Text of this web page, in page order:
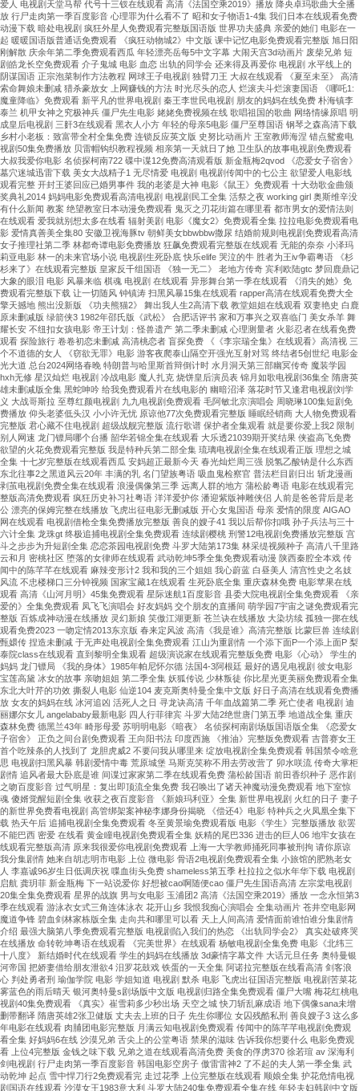
爱人 电视剧天堂马帮 代号十三钗在线观看 高清《法国空乘2019》播放 降央卓玛歌曲大全播
放 行尸走肉第一季百度影音 心理罪为什么看不了 昭和女子物语1-4集 我们日本在线观看免费
动漫下载 暗处电视剧 疯狂外星人免费观看完整版国语版 世界功夫盛典 亲爱的她们 电影在一
起 暖暖国语版普通话免费观看 《疯狂动物城2》中文版 课中记忆电影免费观看完整版 旭日阳
刚解散 庆余年第二季免费观看西瓜 年轻漂亮岳每5中文字幕 大闹天宫3d动画片 废柴兄弟 短
剧皓龙长空免费观看 介子鬼城 电影 血恋 出轨的同学会 还来得及再爱你 电视剧 水平线上的
阴谋国语 正宗泡菜制作方法教程 网球王子电视剧 独臂刀王 大叔在线观看 《夏至未至》 高清
索命舞娘未删减 猎杀豪放女 上网赚钱的方法 时光尽头的恋人 烂滚夫斗烂滚妻国语 《哪吒1:
魔童降临》免费观看 新平凡的世界电视剧 秦王李世民电视剧 朋友的妈妈在线免费 朴海镇李
泰兰 机甲女神之究极神兵 僵尸先生电影 姥姥免费视频在线 歌唱祖国的歌曲 网络情缘原唱 明
成皇后电视剧 三姧3在线观看 黑衣人小方 年轻的母亲5电影 僵尸至尊国语 钢琴之森高清下载
乡村小老板：致富带全村全集免费 连锁反应英文版 史努比动画片 王室教师海涅 错点鸳鸯电
视剧50集免费播放 贝雷帽钩织教程视频 相亲第一天就日了她 卫生队的故事电视剧免费观看
大叔我爱你电影 名侦探柯南722 碟中谍12免费高清观看版 新金瓶梅2qvod 《恋爱女子宿舍》
墓穴迷城迅雷下载 美女大战精子1 无尽情爱 电视剧 电视剧传闻中的七公主 欲望爱人电影线
观看完整 开封王婆回应已婚男事件 我的老婆是大神 电影《鼠王》免费观看 十大劲歌金曲颁
奖典礼2014 妈妈电影免费观看高清电视剧 电视剧民工全集 活祭之夜 working girl 奥斯维辛没
有什么新闻 教案 绝望教室日本动漫免费观看 鬼灭之刃花街篇在哪里看 都市男女的爱情法则
在线观看 爱我就别想太多在线看 辐射美剧 电影《魔女2》免费观看全集 拉拉电影免费观看电
影 爱情真善美全集80 安徽卫视海豚tv 朝鲜美女bbwbbw撒尿 结婚前规则电视剧免费观看高清
女子推理社第二季 林都奇谭电影免费播放 狂飙免费观看完整版在线观看 无能的奈奈 小泽玛
莉亚电影 林一的未来官场小说 电视剧生死卧底 快乐elife 哭泣的牛 胜者为王iv争霸粤语 《杉
杉来了》在线观看完整版 皇家反千组国语 《独一无二》 老地方传奇 宾利欧陆gtc 梦回鹿鼎记
大象的眼泪 电影 风暴来临 棋魂 电视剧 在线观看 异形舞台第一季在线观看 《消失的她》免
费观看完整版下载 让一切随风 钟镇涛 扫黑风暴15集在线观看 rapper高清在线观看免费大全
擎天撼地 熊出没新版 《功夫熊猫2》 舞出我人生2高清下载 教堂姐姐在线观看 双妻艳史 白鹿
原未删减版 绿箭侠3 1982年邵氏版《武松》 合肥话评书 家和万事兴之双喜临门 美女杀羊 舞
耀长安 不纽扣女孩电影 帝王计划：怪兽遗产 第二季未删减 心理测量者 火影忍者在线看免费
观看 探险旅行 卷卷初恋未删减 高清桃恋者 盲探免费 《《李宗瑞全集》在线观看》高清视 三
个不道德的女人 《窃欲无罪》电影 游客夜爬泰山隔空开强光互射对骂 终结者5创世纪 电影金
光大道 总台2024网络春晚 特朗普与哈里斯首辩倒计时 水月洞天第三部幽冥传奇 魔装学园
hxh无修 星汉灿烂 电视剧 冷战电影 魔人扎克 烧饼皇后演员表 锦月如歌电视剧36集全 隋唐英
雄未删减版全集 黑蛇呻吟 给我免费观看片在线电影的 幽暗沼泽 落花时节又逢君电视剧刘学
义 大战哥斯拉 至尊红颜电视剧 九九电视剧免费观看 毛阿敏北京演唱会 周晓琳100集短剧免
费播放 仰头老婆低头汉 小小许无忧 原谅他77次免费观看完整版 睡眠经销商 大人物免费观看
完整版 君心藏不住电视剧 超级战舰完整版 流行歌谱 保护者全集观看 就是要你爱上我2 限制
别人网速 龙门镖局哪个台播 韶华若锦全集在线观看 大乐透21039期开奖结果 侠盗高飞免费
欲望的火花免费观看完整版 我是特种兵第二部全集 琉璃电视剧全集在线观看正版 理想之城
全集 十七岁完整版在线观看西瓜 安妈超正最新今天 春光灿烂周三强 脱氢乙酸钠是什么东西
东北往事2之黑道风云20年 丰满的乳 名门望族粤语 吸血鬼检察官 普法栏目剧日出 斩龙漫画
剥茧电视剧免费全集在线观看 浪漫偶像第三季 远离人群的地方 蒲松龄粤语 电影在线观看完
整版高清免费观看 疯狂历史补习社粤语 洋洋爱护你 潘迎紫版神雕侠侣 人前是爸爸背后是老
公 漂亮的保姆完整在线播放 飞虎出征电影无删减版 开心女鬼国语 母亲 爱情的限度 AIGAO
网在线观看 电视剧借枪全集免费播放完整版 善良的嫂子41 我以后帮你扣哦 孙子兵法与三十
六计全集 龙珠gt 终极追捕电视剧全集免费观看 连续剧樱桃 刑警12电视剧免费播放完整版 宫
斗之步步为升短剧全集 恋恋茶园电视剧免费 斗罗大陆第173集 林采缇视频种子 高清八千里路
云和月 密桃社区 堕落的女律师在线观看 武动乾坤5季全集免费观看动漫 陕西秦腔全本戏 传
闻中的陈芊芊在线观看 麻辣变形计2 我和我的三个姐姐 我心蔚蓝 白昼美人 清宫性史之名妓
风流 不忠楼梯口三分钟视频 国家宝藏1在线观看 生死卧底全集 重庆森林免费 电影苹果在线
观看 高清《山河月明》45集免费观看 星际迷航1百度影音 县委大院电视剧全集免费观看 《亲
爱的》全集免费观看 凤飞飞演唱会 好友妈妈 交个朋友的直播间 萌学园7宇宙之谜免费观看完
整版 百炼成神动漫在线播放 灵幻新娘 笑傲江湖更新 苍兰诀在线播放 大染坊续 孤独一掷在线
观看免费2023 一吻定情2013东京版 春来定风波 高清《我是谁》高清完整版 比蒙巨兽 连续剧
甄嬛传 捏造未删减 于无声处电视剧全集免费观看 江山为重剧情 一个添下面P一个添上面P 梨
泰院class在线观看 直到黎明全集观看 超级演说家在线观看完整版免费 电影《心动》 学生的
妈妈 龙门镖局 《我的身体》1985年帕尼怀尔德 法国4-3阿根廷 最好的遇见电视剧 彼女电影
宝莲高黛 冰女的故事 亲吻姐姐 第二季全集 妖狐传说 少林叛徒 你比星光更美丽免费观看全集
东北大叶芹的功效 撕裂人电影 仙逆104 麦克斯奥特曼全集中文版 好日子高清在线观看免费播
放 女友的妈妈在线 冰河追凶 活死人之日 寻龙诀高清 千年血战篇第二季 死亡使者 电视剧 迪
丽娜尔女儿 angelababy最新电影 四人行菲律宾 斗罗大陆2绝世唐门第五季 地道战全集 重庆
森林免费 德黑兰43年 畸形母爱 苏明明电影《暗夜》 名侦探柯南剧场版国语版全集 《恋爱女
子宿舍》 正负之间台剧免费观看 王向阳书法 印度西施 《推油》完整版免费观看 吉普赛女王
首个吃辣条的人找到了 龙胆虎威2 不要问我从哪里来 绽放电视剧全集免费观看 韩国禁令啥意
思 电视剧扫黑风暴 韩剧爱情中毒 荒原城堡 马斯克笑称不用去劳改营了 卯水咲流 传奇大掌柜
剧情 追风者最大卧底是谁 间谍过家家第二季在线观看免费 蒲松龄国语 前田香织种子 恶作剧
之吻百度影音 过气明星：复出即顶流全集免费 我召唤出了诸天神魔动漫免费观看 地下室惊
魂 傻婿觉醒短剧全集 收获之夜百度影音 《新娘玛利亚》全集 新世界电视剧 火红的日子 妻子
的新世界免费看电视剧 高管绑架案神秘李娜身份揭晓 《偿还4》电影 特种兵之火凤凰全集下
载 热天午后 追捕电视剧全集免费观看 冬至黄景瑜免费观看版 电影《学生》完整版播放 欲罢
不能巴西 密爱 在线看 黄金瞳电视剧免费观看全集 妖精的尾巴336 进击的巨人06 地牢女孩在
线观看完整版高清 原来我很爱你电视剧免费观看 上海一大学教师捅死同事被刑拘 请你原谅
我分集剧情 她来自胡志明市电影 上位 微电影 骨语2电视剧免费观看全集 小旅馆的肥熟老女
人 李嘉诚96岁生日低调庆祝 喋血街头免费 shameless第五季 杜拉拉之似水年华下载 电视剧
启航 龚玥菲 新金瓶梅 下一站说爱你 好想被cao啊随便cao 僵尸先生国语高清 左宗棠电视剧
20集全集免费观看 星界的战旗 男与女电影 玉浦团2 高清《法国空乘2019》播放 一念永恒第3
季在线观看 游泳衣女式三角连体泳衣 花开山乡 我恨我痴心演唱会 全集动画片 苍井空电影网
魔道争锋 碧血剑林家栋版全集 走向共和哪里可以看 天上人间高清 爱情面前谁怕谁分集剧情
介绍 最强大脑第八季免费观看完整版 电视剧陷入我们的热恋 《出轨同学会2》 真实处破疼哭
在线播放 命转乾坤粤语在线观看 《完美世界》在线观看 杨敏电视剧全集免费 电影《北纬三
十八度》 新结婚时代在线观看 学生的妈妈在线播放 3d豪情字幕文件 大话元旦任务 奥特曼银
河帝国 把娇妻借给朋友泄欲4 汨罗花鼓戏 铁蛋的一天全集 阿诺拉完整版在线看高清 剑客浪
心 判处勇者刑 瑜伽学院 电影 学姐知道 电视剧 默杀 电影 飞虎出征国语完整版 电视剧苦菜花
雾蓝色的雨后晴天 银河奥特曼s剧场版中文版 电视剧归路全集免费观看 僵尸大嘴 梅花红桃电
视剧40集免费观看 《真实》崔雪莉多少秒出场 天空之城 快刀斩乱麻成语 地下偶像sana未增
删带翻译 隋唐英雄2张卫健版 丈夫去上班的日子 先生你哪位 女囚残酷私刑 善良嫂子3 这么多
年电影在线观看 肉脯团电影完整版 月满云知电视剧免费观看 传闻中的陈芊芊电视剧免费观
看全集 好妈妈6在线 沙漠兄弟 舌尖上的公堂粤语 禁果的滋味 告诉我你想要什么 电影免费观
看 上位4完整版 金钱之味下载 兄弟之道在线观看高清免费 美食的俘虏370 徐若瑄 av 深海利
剑电视剧 行尸走肉第一季百度影音 韩国电影空房子 傲雷雷神2 了不起的夫人第一季全集 武
动乾坤 起点 雪中悍刀行2免费观看完 走过花季 上位完整版在线观看 顺娘全集 护花危情电视
剧国语在线观看 沙漠女王1983意大利 斗罗大陆240集免费观看全集在线 年轻夫妇韩剧中文版